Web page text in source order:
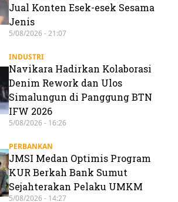
Jual Konten Esek-esek Sesama
Jenis
5/08/2026 - 21:07
INDUSTRI
Navikara Hadirkan Kolaborasi
Denim Rework dan Ulos
Simalungun di Panggung BTN
IFW 2026
5/08/2026 - 16:26
PERBANKAN
JMSI Medan Optimis Program
KUR Berkah Bank Sumut
Sejahterakan Pelaku UMKM
5/08/2026 - 14:27